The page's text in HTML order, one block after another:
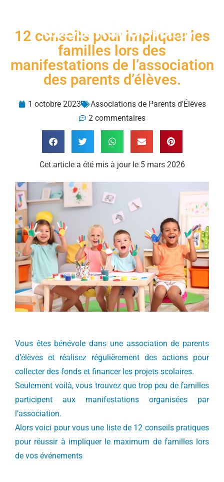
12 conseils pour impliquer les
familles lors des
manifestations de l’association
des parents d’élèves.
1 octobre 2023
Associations de Parents d'Élèves
2 commentaires
Cet article a été mis à jour le 5 mars 2026
Vous êtes bénévole dans une association de parents
d’élèves et réalisez régulièrement des actions pour
collecter des fonds et financer les projets scolaires.
Seulement voilà, vous trouvez que trop peu de familles
participent aux manifestations organisées par
l’association.
Alors voici pour vous une liste de 12 conseils pratiques
pour réussir à impliquer le maximum de familles lors
de vos événements